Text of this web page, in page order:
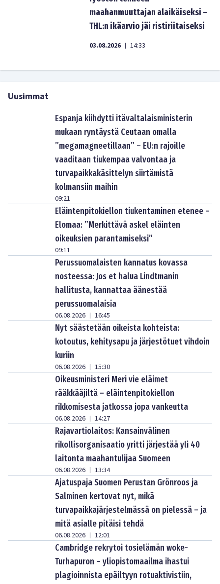
maahanmuuttajan alaikäiseksi –
THL:n ikäarvio jäi ristiriitaiseksi
03.08.2026 | 14:33
Uusimmat
Espanja kiihdytti itävaltalaisministerin
mukaan ryntäystä Ceutaan omalla
”megamagneetillaan” – EU:n rajoille
vaaditaan tiukempaa valvontaa ja
turvapaikkakäsittelyn siirtämistä
kolmansiin maihin
09:21
Eläintenpitokiellon tiukentaminen etenee –
Elomaa: ”Merkittävä askel eläinten
oikeuksien parantamiseksi”
09:11
Perussuomalaisten kannatus kovassa
nosteessa: Jos et halua Lindtmanin
hallitusta, kannattaa äänestää
perussuomalaisia
06.08.2026 | 16:45
Nyt säästetään oikeista kohteista:
kotoutus, kehitysapu ja järjestötuet vihdoin
kuriin
06.08.2026 | 15:30
Oikeusministeri Meri vie eläimet
rääkkääjiltä – eläintenpitokiellon
rikkomisesta jatkossa jopa vankeutta
06.08.2026 | 14:27
Rajavartiolaitos: Kansainvälinen
rikollisorganisaatio yritti järjestää yli 40
laitonta maahantulijaa Suomeen
06.08.2026 | 13:34
Ajatuspaja Suomen Perustan Grönroos ja
Salminen kertovat nyt, mikä
turvapaikkajärjestelmässä on pielessä – ja
mitä asialle pitäisi tehdä
06.08.2026 | 12:01
Cambridge rekrytoi tosielämän woke-
Turhapuron – yliopistomaailma ihastui
plagioinnista epäiltyyn rotuaktivistiin,